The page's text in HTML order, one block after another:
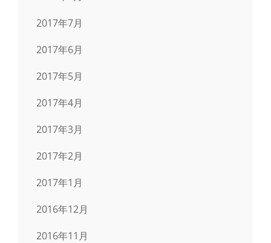
2017年7月
2017年6月
2017年5月
2017年4月
2017年3月
2017年2月
2017年1月
2016年12月
2016年11月